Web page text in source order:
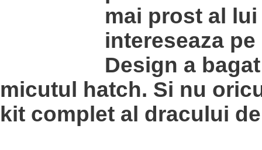
mai prost al
intereseaza
Design a
micutul hatch. Si nu
kit complet al dracului